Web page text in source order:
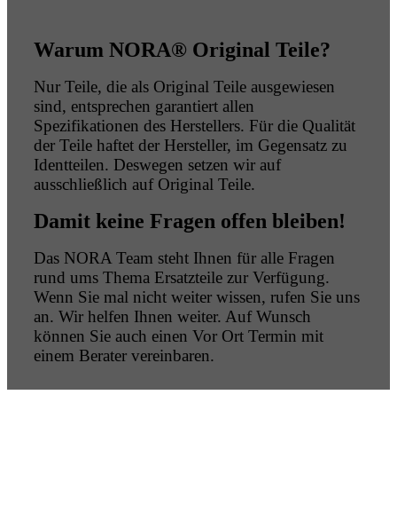
Warum NORA® Original Teile?
Nur Teile, die als Original Teile ausgewiesen
sind, entsprechen garantiert allen
Spezifikationen des Herstellers. Für die Qualität
der Teile haftet der Hersteller, im Gegensatz zu
Identteilen. Deswegen setzen wir auf
ausschließlich auf Original Teile.
Damit keine Fragen offen bleiben!
Das NORA Team steht Ihnen für alle Fragen
rund ums Thema Ersatzteile zur Verfügung.
Wenn Sie mal nicht weiter wissen, rufen Sie uns
an. Wir helfen Ihnen weiter. Auf Wunsch
können Sie auch einen Vor Ort Termin mit
einem Berater vereinbaren.